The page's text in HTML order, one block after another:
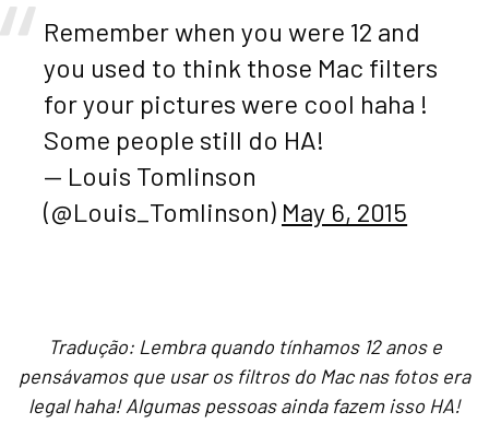
Remember when you were 12 and
you used to think those Mac filters
for your pictures were cool haha !
Some people still do HA!
— Louis Tomlinson
(@Louis_Tomlinson) May 6, 2015
Tradução: Lembra quando tínhamos 12 anos e
pensávamos que usar os filtros do Mac nas fotos era
legal haha! Algumas pessoas ainda fazem isso HA!